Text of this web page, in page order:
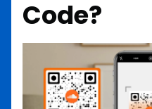
Code?